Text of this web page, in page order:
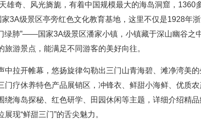
奇、风光旖旎，有着中国规模最大的海岛洞窟，1360
3A级景区亭旁红色文化教育基地，这里不仅是1928年
绿肺”——国家3A级景区潘家小镇，小镇藏于深山幽谷之
游景点，能满足不同游客的美好向往。
中拉开帷幕，悠扬旋律勾勒出三门山青海碧、滩净湾美
门疗休养特色产品展销区，冲锋衣、鲜甜小海鲜、优质
海岛探秘、红色研学、田园休闲等主题，详细介绍精
现“鲜甜三门”的舌尖魅力。